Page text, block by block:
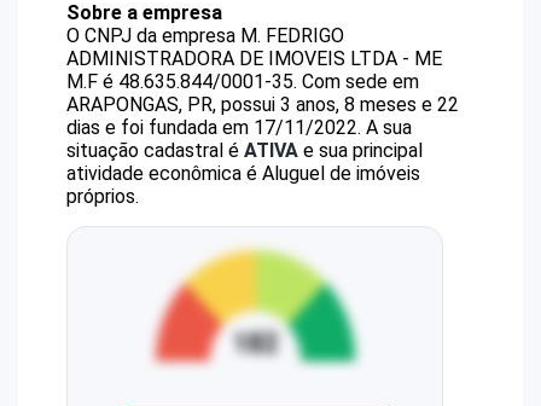
Sobre a empresa
O CNPJ da empresa M. FEDRIGO
ADMINISTRADORA DE IMOVEIS LTDA - ME
M.F é 48.635.844/0001-35. Com sede em
ARAPONGAS, PR, possui 3 anos, 8 meses e 22
dias e foi fundada em 17/11/2022. A sua
situação cadastral é ATIVA e sua principal
atividade econômica é Aluguel de imóveis
próprios.